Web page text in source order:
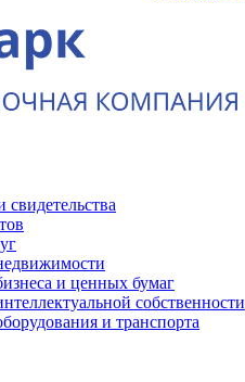
и ценных бумаг
собственности
и транспорта